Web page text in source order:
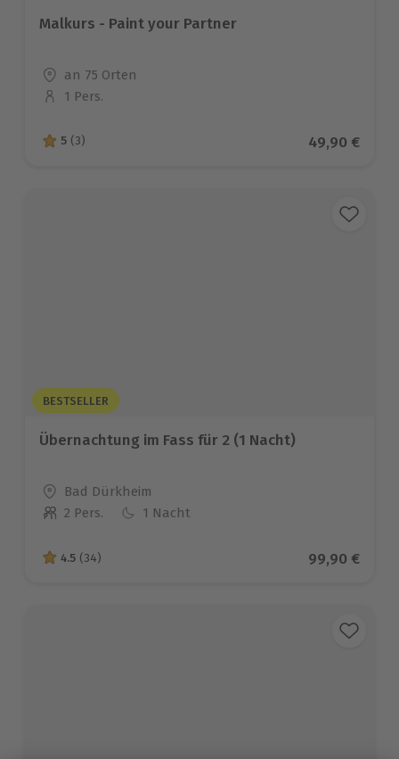
Malkurs - Paint your Partner
Standort
an 75 Orten
Anzahl der Teilnehmer
1 Pers.
5 von 5 Sternen basierend auf 3 Bewertungen
5 (3) Aktueller
49,90 €
BESTSELLER
Übernachtung im Fass für 2 (1 Nacht)
Standort
Bad Dürkheim
Anzahl der Teilnehmer
2 Pers. 1 Nacht
4.5 von 5 Sternen basierend auf 34 Bewertungen
4.5 (34) Aktueller
99,90 €